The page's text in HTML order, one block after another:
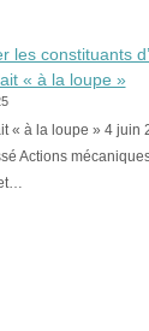
les constituants
« à la loupe »
« à la loupe » 4 juin
Actions